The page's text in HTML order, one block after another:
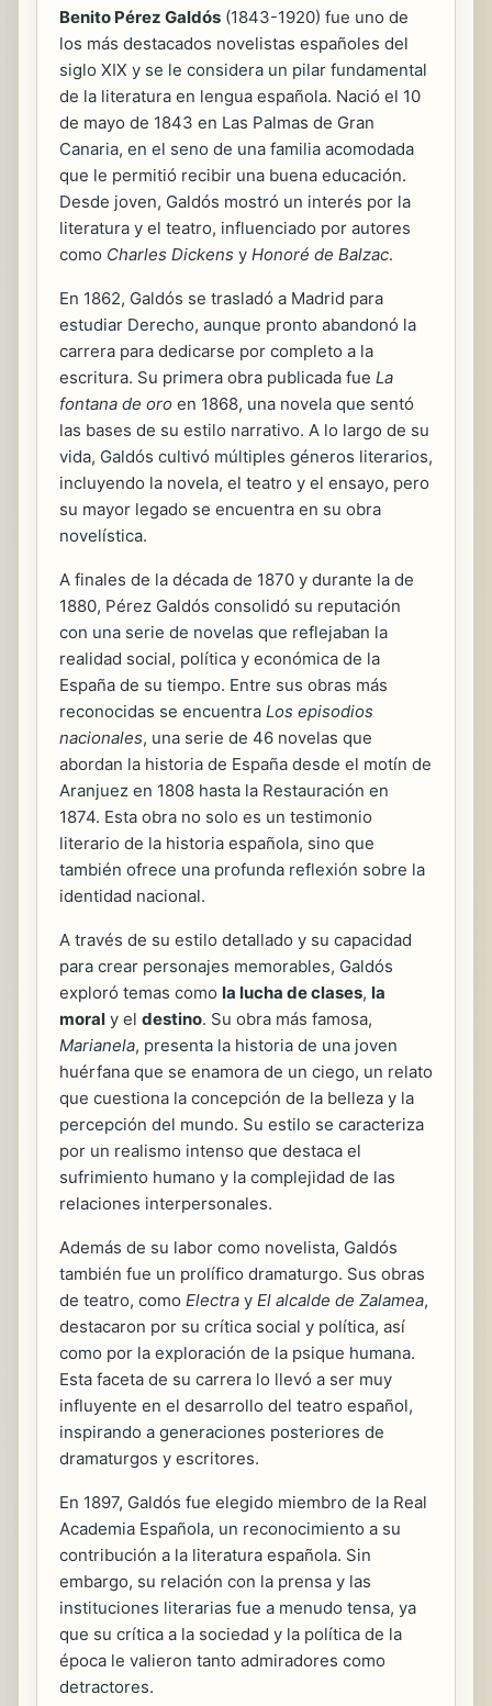
Benito Pérez Galdós (1843-1920) fue uno de
los más destacados novelistas españoles del
siglo XIX y se le considera un pilar fundamental
de la literatura en lengua española. Nació el 10
de mayo de 1843 en Las Palmas de Gran
Canaria, en el seno de una familia acomodada
que le permitió recibir una buena educación.
Desde joven, Galdós mostró un interés por la
literatura y el teatro, influenciado por autores
como Charles Dickens y Honoré de Balzac.
En 1862, Galdós se trasladó a Madrid para
estudiar Derecho, aunque pronto abandonó la
carrera para dedicarse por completo a la
escritura. Su primera obra publicada fue La
fontana de oro en 1868, una novela que sentó
las bases de su estilo narrativo. A lo largo de su
vida, Galdós cultivó múltiples géneros literarios,
incluyendo la novela, el teatro y el ensayo, pero
su mayor legado se encuentra en su obra
novelística.
A finales de la década de 1870 y durante la de
1880, Pérez Galdós consolidó su reputación
con una serie de novelas que reflejaban la
realidad social, política y económica de la
España de su tiempo. Entre sus obras más
reconocidas se encuentra Los episodios
nacionales, una serie de 46 novelas que
abordan la historia de España desde el motín de
Aranjuez en 1808 hasta la Restauración en
1874. Esta obra no solo es un testimonio
literario de la historia española, sino que
también ofrece una profunda reflexión sobre la
identidad nacional.
A través de su estilo detallado y su capacidad
para crear personajes memorables, Galdós
exploró temas como la lucha de clases, la
moral y el destino. Su obra más famosa,
Marianela, presenta la historia de una joven
huérfana que se enamora de un ciego, un relato
que cuestiona la concepción de la belleza y la
percepción del mundo. Su estilo se caracteriza
por un realismo intenso que destaca el
sufrimiento humano y la complejidad de las
relaciones interpersonales.
Además de su labor como novelista, Galdós
también fue un prolífico dramaturgo. Sus obras
de teatro, como Electra y El alcalde de Zalamea,
destacaron por su crítica social y política, así
como por la exploración de la psique humana.
Esta faceta de su carrera lo llevó a ser muy
influyente en el desarrollo del teatro español,
inspirando a generaciones posteriores de
dramaturgos y escritores.
En 1897, Galdós fue elegido miembro de la Real
Academia Española, un reconocimiento a su
contribución a la literatura española. Sin
embargo, su relación con la prensa y las
instituciones literarias fue a menudo tensa, ya
que su crítica a la sociedad y la política de la
época le valieron tanto admiradores como
detractores.